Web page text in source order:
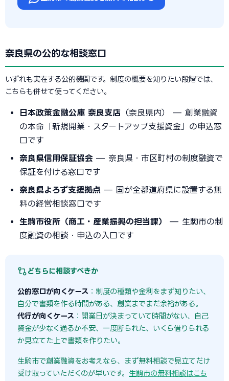
奈良県の公的な相談窓口
いずれも実在する公的機関です。制度の概要を知りたい段階では、
こちらも併せて使ってください。
日本政策金融公庫 奈良支店 （奈良県内） — 創業融資
の本命「新規開業・スタートアップ支援資金」の申込窓
口です
奈良県信用保証協会 — 奈良県・市区町村の制度融資で
保証を付ける窓口です
奈良県よろず支援拠点 — 国が全都道府県に設置する無
料の経営相談窓口です
生駒市役所（商工・産業振興の担当課）
— 生駒市の制
度融資の相談・申込の入口です
どちらに相談すべきか
公的窓口が向くケース ：制度の種類や金利をまず知りたい、
自分で書類を作る時間がある、創業までまだ余裕がある。
代行が向くケース ：開業日が決まっていて時間がない、自己
資金が少なく通るか不安、一度断られた、いくら借りられる
か見立てた上で書類を作りたい。
生駒市で創業融資をお考えなら、まず無料相談で見立てだけ
受け取っていただくのが早いです。 生駒市の無料相談はこち